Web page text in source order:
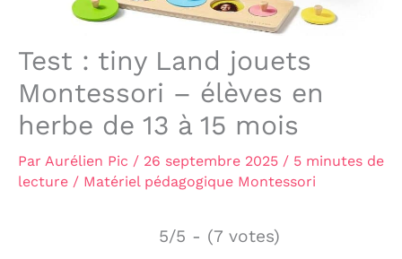
Test : tiny Land jouets
Montessori – élèves en
herbe de 13 à 15 mois
Par Aurélien Pic / 26 septembre 2025 / 5 minutes de
lecture / Matériel pédagogique Montessori
5/5 - (7 votes)